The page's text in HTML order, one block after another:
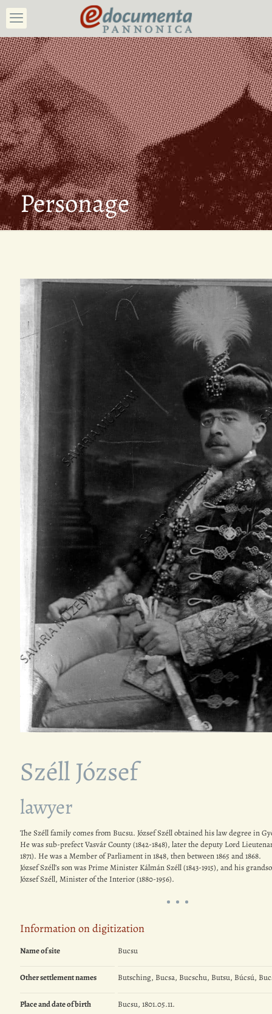
Personage
Széll József
lawyer
The Széll family comes from Bucsu. József Széll obtained his law degree in
He was sub-prefect Vasvár County (1842-1848), later the deputy Lord
1871). He was a Member of Parliament in 1848, then between 1865 and 1868.
József Széll’s son was Prime Minister Kálmán Széll (1843-1915), and his
József Széll, Minister of the Interior (1880-1956).
Information on digitization
Name of site Bucsu
Other settlement names Butsching, Bucsa, Bucschu, Butsu, Búcsú,
Place and date of birth Bucsu, 1801.05.11.